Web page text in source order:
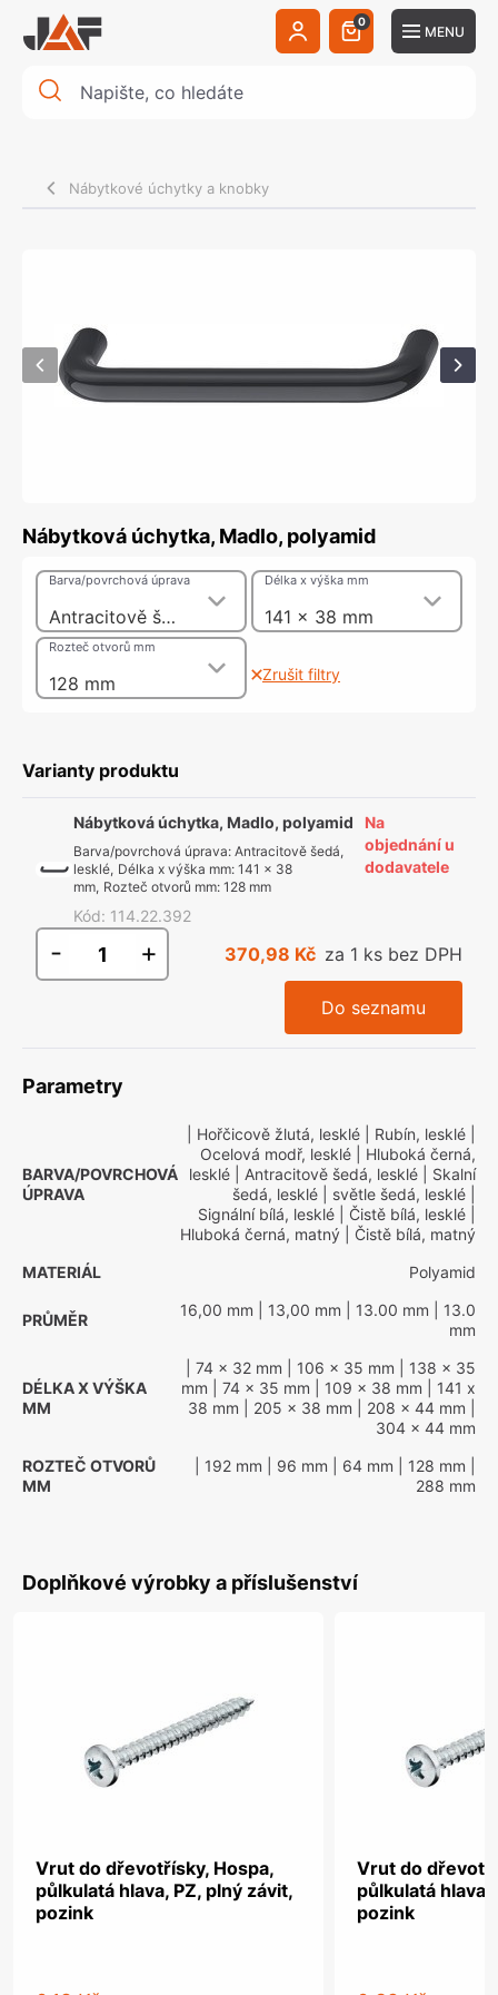
0
MENU
Nábytkové úchytky a knobky
Nábytková úchytka, Madlo, polyamid
Antracitově šedá, lesklé
Barva/povrchová úprava
141 x 38 mm
Délka x výška mm
128 mm
Rozteč otvorů mm
Zrušit filtry
Varianty produktu
Nábytková úchytka, Madlo, polyamid
Barva/povrchová úprava: Antracitově šedá,
lesklé, Délka x výška mm: 141 x 38
mm, Rozteč otvorů mm: 128 mm
Kód: 114.22.392
Na
objednání u
dodavatele
- + 370,98 Kč za 1 ks bez DPH
Do seznamu
Parametry
BARVA/POVRCHOVÁ
ÚPRAVA
| Hořčicově žlutá, lesklé | Rubín, lesklé
Ocelová modř, lesklé | Hluboká černá,
lesklé | Antracitově šedá, lesklé | Skalní
šedá, lesklé | světle šedá, lesklé
Signální bílá, lesklé | Čistě bílá, lesklé
Hluboká černá, matný | Čistě bílá, matný
MATERIÁL
Polyamid
PRŮMĚR
16,00 mm | 13,00 mm | 13.00 mm | 13.0
mm
DÉLKA X VÝŠKA
MM
| 74 x 32 mm | 106 x 35 mm | 138 x 35
mm | 74 x 35 mm | 109 x 38 mm | 141 x
38 mm | 205 x 38 mm | 208 x 44 mm
304 x 44 mm
ROZTEČ OTVORŮ
MM
| 192 mm | 96 mm | 64 mm | 128 mm
288 mm
Doplňkové výrobky a příslušenství
Vrut do dřevotřísky, Hospa,
půlkulatá hlava, PZ, plný závit,
pozink
Vrut do
půlkulatá hlava,
pozink